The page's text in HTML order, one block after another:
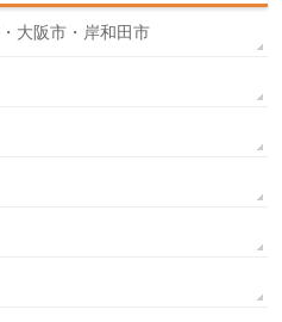
大阪市・岸和田市